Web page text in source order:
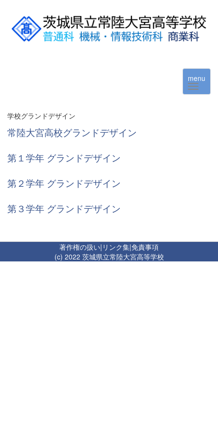
menu
学校グランドデザイン
常陸大宮高校グランドデザイン
第１学年 グランドデザイン
第２学年 グランドデザイン
第３学年 グランドデザイン
著作権の扱い| リンク集|免責事項
(c) 2022 茨城県立常陸大宮高等学校